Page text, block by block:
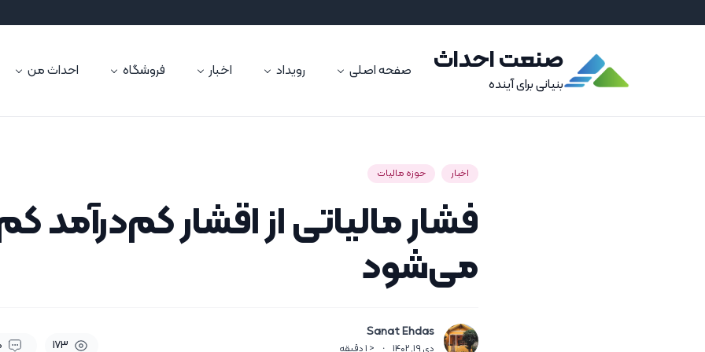
صنعت احداث
بنیانی برای آینده
صفحه اصلی رویداد اخبار فروشگاه احداث من
اخبار حوزه مالیات
فشار مالیاتی از اقشار کم‌درآمد
می‌شود
Sanat Ehdas
دی 19, 1402 ·
< 1 دقیقه 173